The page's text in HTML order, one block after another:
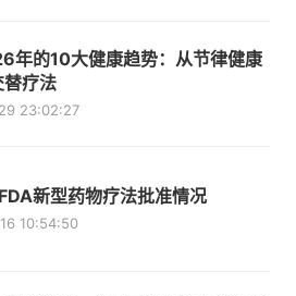
年的10大健康趋势：从节律健康
替疗法
23:02:27
新型药物疗法批准情况
10:54:50